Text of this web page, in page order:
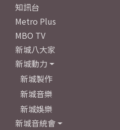
知訊台
Metro Plus
MBO TV
新城八大家
新城動力
新城製作
新城音樂
新城娛樂
新城音統會